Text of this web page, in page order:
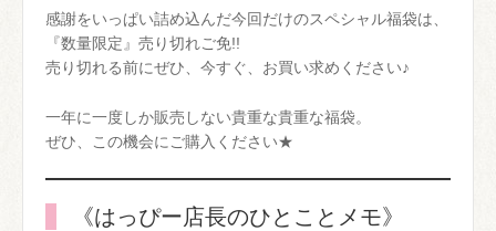
感謝をいっぱい詰め込んだ今回だけのスペシャル福袋は、
『数量限定』売り切れご免!!
売り切れる前にぜひ、今すぐ、お買い求めください♪
一年に一度しか販売しない貴重な貴重な福袋。
ぜひ、この機会にご購入ください★
《はっぴー店長のひとことメモ》